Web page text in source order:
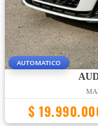
AUTOMATICO
$